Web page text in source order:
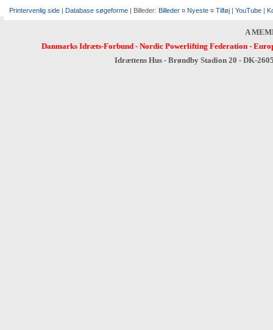
Printervenlig side | Database søgeforme | Billeder: Billeder ¤ Nyeste ¤ Tilføj | YouTube |
A
Danmarks Idræts-Forbund- Nordic Powerlifting Federation-
Idrættens Hus - Brøndby Stadion 20 - DK-